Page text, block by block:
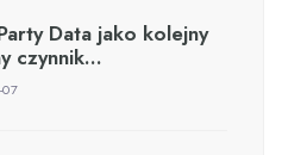
Data jako kolejny
czynnik…
07